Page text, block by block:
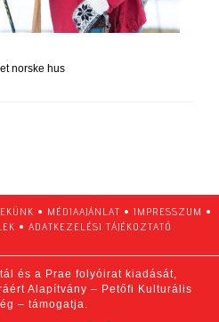
norske hus
• MÉDIAAJÁNLAT • IMPRESSZUM •
• ADATKEZELÉSI TÁJÉKOZTATÓ
és a Prae folyóirat kiadását,
Alapítvány – Petőfi Kulturális
– támogatja.